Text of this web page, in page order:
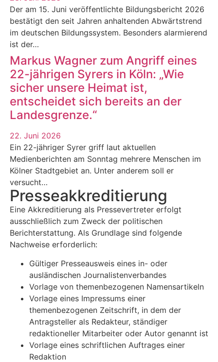
Der am 15. Juni veröffentlichte Bildungsbericht 2026
bestätigt den seit Jahren anhaltenden Abwärtstrend
im deutschen Bildungssystem. Besonders alarmierend
ist der…
Markus Wagner zum Angriff eines
22-jährigen Syrers in Köln: „Wie
sicher unsere Heimat ist,
entscheidet sich bereits an der
Landesgrenze.“
22. Juni 2026
Ein 22-jähriger Syrer griff laut aktuellen
Medienberichten am Sonntag mehrere Menschen im
Kölner Stadtgebiet an. Unter anderem soll er
versucht…
Presse­akkreditierung
Eine Akkreditierung als Pressevertreter erfolgt
ausschließlich zum Zweck der politischen
Berichterstattung. Als Grundlage sind folgende
Nachweise erforderlich:
Gültiger Presseausweis eines in- oder
ausländischen Journalistenverbandes
Vorlage von themenbezogenen Namensartikeln
Vorlage eines Impressums einer
themenbezogenen Zeitschrift, in dem der
Antragsteller als Redakteur, ständiger
redaktioneller Mitarbeiter oder Autor genannt ist
Vorlage eines schriftlichen Auftrages einer
Redaktion